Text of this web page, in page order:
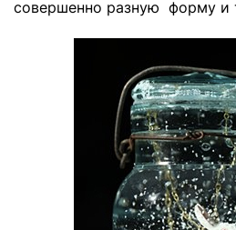
совершенно разную форму и